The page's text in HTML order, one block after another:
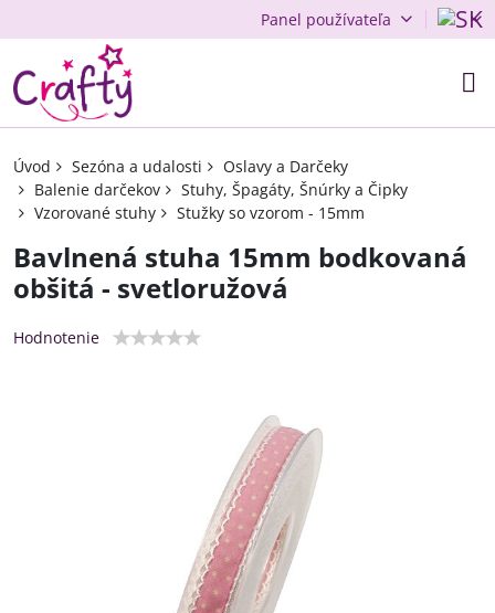
Panel používateľa
Úvod Sezóna a udalosti
Oslavy a Darčeky
Balenie darčekov
Stuhy, Špagáty, Šnúrky a Čipky
Vzorované stuhy
Stužky so vzorom - 15mm
Bavlnená stuha 15mm bodkovaná
obšitá - svetloružová
Hodnotenie